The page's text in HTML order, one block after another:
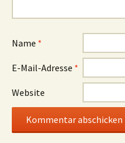
Name *
E-Mail-Adresse *
Website